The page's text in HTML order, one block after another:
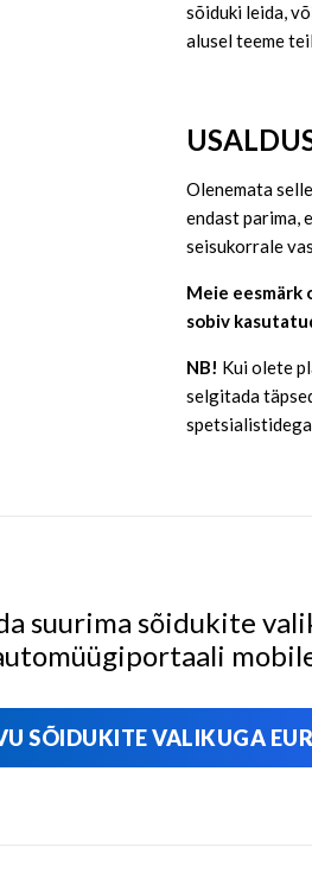
sõiduki leida,
alusel teeme
Olenemata
endast parima,
seisukorrale
Meie eesmärk
sobiv
NB! Kui olete
selgitada
suurima sõidukite
SÕIDUKITE VALIKUGA